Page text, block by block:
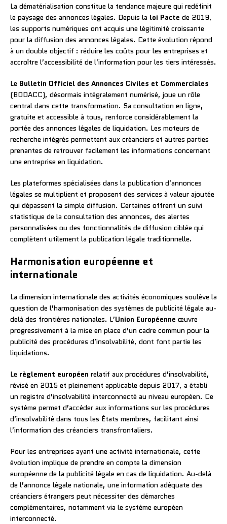
La dématérialisation constitue la tendance majeure qui redéfinit
le paysage des annonces légales. Depuis la loi Pacte de 2019,
les supports numériques ont acquis une légitimité croissante
pour la diffusion des annonces légales. Cette évolution répond
à un double objectif : réduire les coûts pour les entreprises et
accroître l’accessibilité de l’information pour les tiers intéressés.
Le Bulletin Officiel des Annonces Civiles et Commerciales
(BODACC), désormais intégralement numérisé, joue un rôle
central dans cette transformation. Sa consultation en ligne,
gratuite et accessible à tous, renforce considérablement la
portée des annonces légales de liquidation. Les moteurs de
recherche intégrés permettent aux créanciers et autres parties
prenantes de retrouver facilement les informations concernant
une entreprise en liquidation.
Les plateformes spécialisées dans la publication d’annonces
légales se multiplient et proposent des services à valeur ajoutée
qui dépassent la simple diffusion. Certaines offrent un suivi
statistique de la consultation des annonces, des alertes
personnalisées ou des fonctionnalités de diffusion ciblée qui
complètent utilement la publication légale traditionnelle.
Harmonisation européenne et
internationale
La dimension internationale des activités économiques soulève la
question de l’harmonisation des systèmes de publicité légale au-
delà des frontières nationales. L’Union Européenne œuvre
progressivement à la mise en place d’un cadre commun pour la
publicité des procédures d’insolvabilité, dont font partie les
liquidations.
Le règlement européen relatif aux procédures d’insolvabilité,
révisé en 2015 et pleinement applicable depuis 2017, a établi
un registre d’insolvabilité interconnecté au niveau européen. Ce
système permet d’accéder aux informations sur les procédures
d’insolvabilité dans tous les États membres, facilitant ainsi
l’information des créanciers transfrontaliers.
Pour les entreprises ayant une activité internationale, cette
évolution implique de prendre en compte la dimension
européenne de la publicité légale en cas de liquidation. Au-delà
de l’annonce légale nationale, une information adéquate des
créanciers étrangers peut nécessiter des démarches
complémentaires, notamment via le système européen
interconnecté.